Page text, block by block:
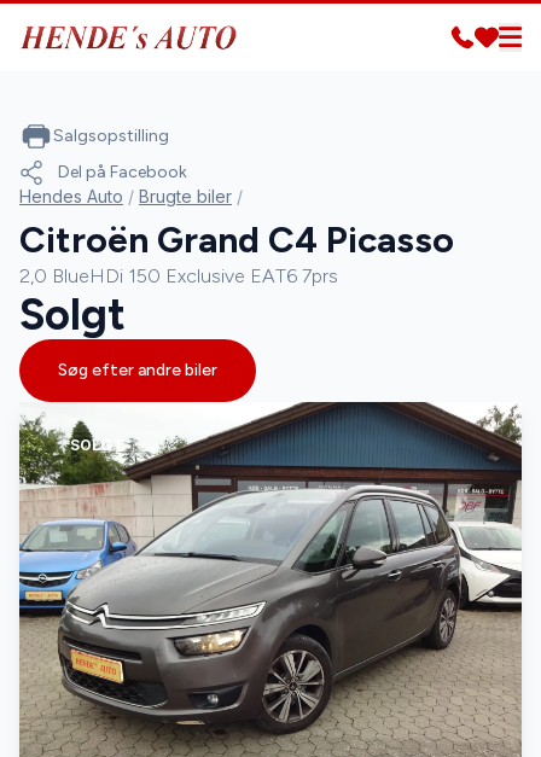
SOLGT
Salgsopstilling
Del på Facebook
Hendes Auto / Brugte biler /
Citroën Grand C4 Picasso
2,0 BlueHDi 150 Exclusive EAT6 7prs
Solgt
Søg efter andre biler